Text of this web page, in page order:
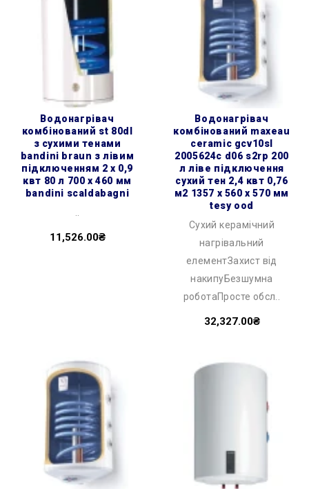
водонагрівач
комбінований st 80dl
з сухими тенами
bandini braun з лівим
підключенням 2 х 0,9
квт 80 л 700 x 460 мм
bandini scaldabagni
11,526.00₴
водонагрівач
комбінований maxeau
ceramic gcv10sl
2005624c d06 s2rp 200
л ліве підключення
сухий тен 2,4 квт 0,76
м2 1357 x 560 x 570 мм
tesy ood
Сухий керамічний
нагрівальний
елементЗахист від
накипуБезшумна
роботаПросте обсл..
32,327.00₴